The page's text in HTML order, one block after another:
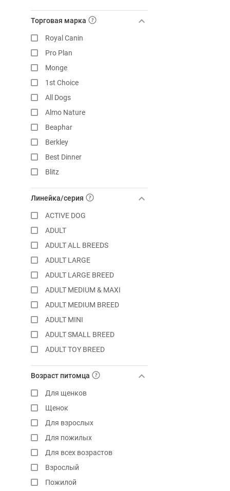
Торговая марка
Royal Canin
Pro Plan
Monge
1st Choice
All Dogs
Almo Nature
Beaphar
Berkley
Best Dinner
Blitz
Brit
Chammy
Chappi
Cibau
Clan
Darsi
Dog's Menu
Eukanuba
Farmina
Flatazor
Forza10
Gemon
Grand Prix
Grandorf
Jump
Karmy
Nero Gold
Organix
Pedigree
Perfect Fit
ProBalance
Линейка/серия
ACTIVE DOG
ADULT
ADULT ALL BREEDS
ADULT LARGE
ADULT LARGE BREED
ADULT MEDIUM & MAXI
ADULT MEDIUM BREED
ADULT MINI
ADULT SMALL BREED
ADULT TOY BREED
Adult
Adult
Beagle Adult
Boxer Adult
Bulldog Adult
Chihuahua Adult
Chihuahua Puppy
Classic для собак
Cocker Adult
Возраст питомца
Для щенков
Щенок
Для взрослых
Для пожилых
Для всех возрастов
Взрослый
Пожилой